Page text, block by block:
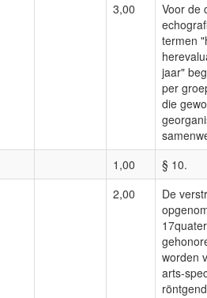
3,00
Voor de
termen
jaar"
per
die
1,00
§ 10.
2,00
De
worden
arts-